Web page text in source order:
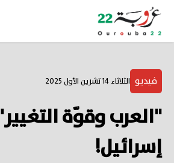
فيديو الثلاثاء 14 تشرين الأول 2025
"العرب وقوّة
إسرائيل!